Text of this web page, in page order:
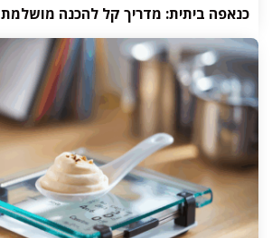
כנאפה ביתית: מדריך קל להכנה מושלמת